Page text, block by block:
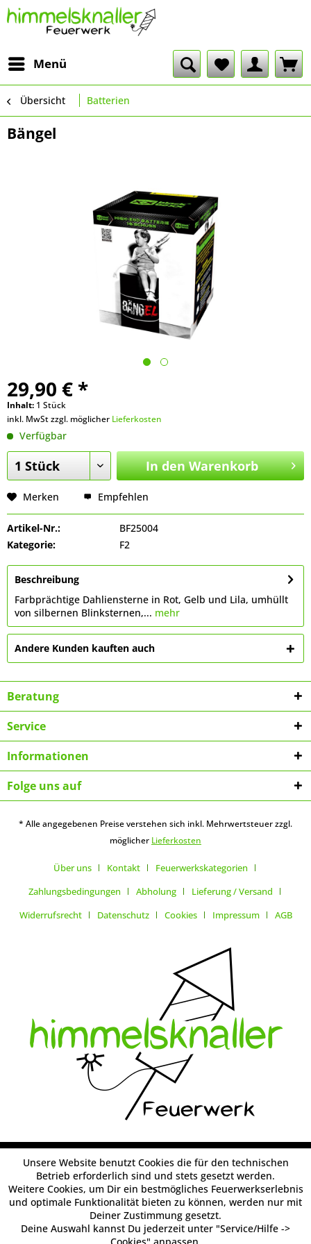
Menü
Übersicht Batterien
Bängel
29,90 € *
Inhalt: 1 Stück
inkl. MwSt zzgl. möglicher Lieferkosten
Verfügbar
In den Warenkorb
Merken Empfehlen
Artikel-Nr.:
BF25004
Kategorie:
F2
Beschreibung
Farbprächtige Dahliensterne in Rot, Gelb und Lila, umhüllt
von silbernen Blinksternen,... mehr
Andere Kunden kauften auch
Beratung
Service
Informationen
Folge uns auf
* Alle angegebenen Preise verstehen sich inkl. Mehrwertsteuer zzgl.
möglicher Lieferkosten
Über uns Kontakt
Feuerwerkskategorien
Zahlungsbedingungen
Abholung
Lieferung / Versand
Widerrufsrecht
Datenschutz Cookies Impressum AGB
Unsere Website benutzt Cookies die für den technischen
Betrieb erforderlich sind und stets gesetzt werden.
Weitere Cookies, um Dir ein bestmögliches Feuerwerkserlebnis
und optimale Funktionalität bieten zu können, werden nur mit
Deiner Zustimmung gesetzt.
Deine Auswahl kannst Du jederzeit unter "Service/Hilfe ->